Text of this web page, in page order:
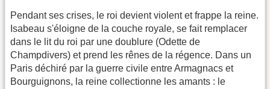
​Pendant ses crises, le roi devient violent et frappe la reine.
Isabeau s'éloigne de la couche royale, se fait remplacer
dans le lit du roi par une doublure (Odette de
Champdivers) et prend les rênes de la régence. Dans un
Paris déchiré par la guerre civile entre Armagnacs et
Bourguignons, la reine collectionne les amants : le